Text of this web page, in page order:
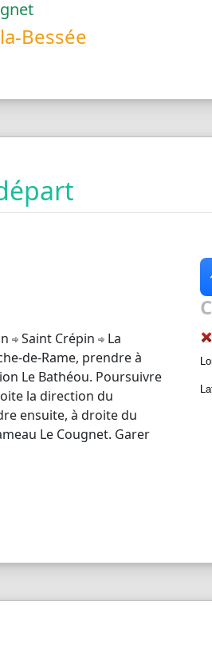
Bessée
Saint Crépin
La
de-Rame, prendre à
Le Bathéou. Poursuivre
la direction du
ensuite, à droite du
Le Cougnet. Garer